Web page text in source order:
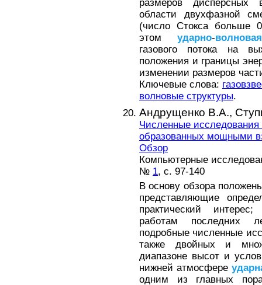
размеров дисперсных
области двухфазной
(число Стокса больше
этом ударно-волновая
газового потока на
положения и границы
изменении размеров
Ключевые слова:
волновые структуры.
Андрущенко В.А.,
Численные исследования
образованных мощными
Обзор
Компьютерные
№ 1, с. 97-140
В основу обзора
представляющие
практический
работам последних
подробные численные
также двойных и
диапазоне высот и
нижней атмосфере
одним из главных